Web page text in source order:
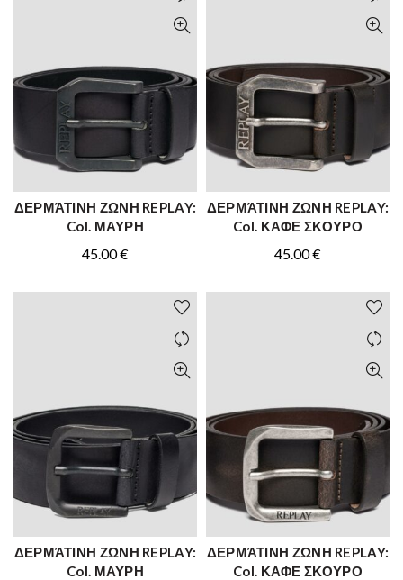
ΑΓΟΡΑ
ΔΕΡΜΆΤΙΝΗ ΖΩΝΗ REPLAY:
Col. ΜΑΥΡΗ
45.00€
ΑΓΟΡΑ
ΔΕΡΜΆΤΙΝΗ ΖΩΝΗ REPLAY:
Col. ΚΑΦΕ ΣΚΟΥΡΟ
45.00€
ΑΓΟΡΑ
ΔΕΡΜΆΤΙΝΗ ΖΩΝΗ REPLAY:
Col. ΜΑΥΡΗ
ΑΓΟΡΑ
ΔΕΡΜΆΤΙΝΗ ΖΩΝΗ REPLAY:
Col. ΚΑΦΕ ΣΚΟΥΡΟ